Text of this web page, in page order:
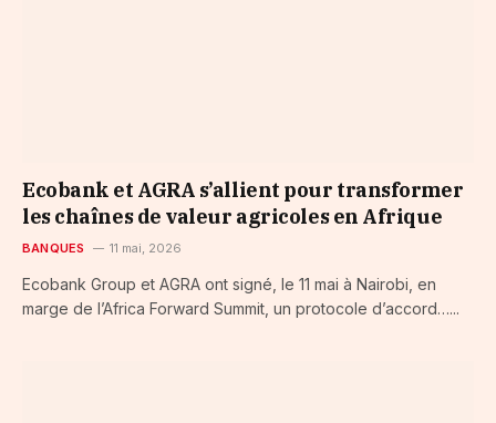
Ecobank et AGRA s’allient pour transformer
les chaînes de valeur agricoles en Afrique
BANQUES 11 mai, 2026
Ecobank Group et AGRA ont signé, le 11 mai à Nairobi, en
marge de l’Africa Forward Summit, un protocole d’accord…...